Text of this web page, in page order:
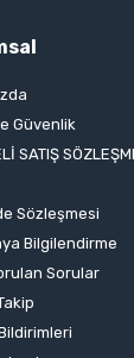
Güvenlik
SATIŞ
Sözleşmesi
Bilgilendirme
Sorular